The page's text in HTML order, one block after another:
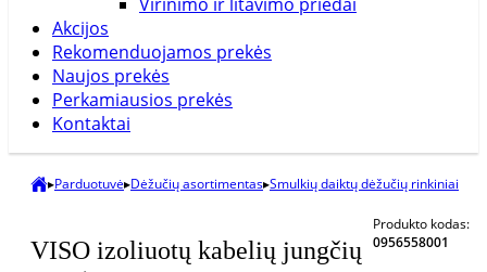
Akcijos
Rekomenduojamos prekės
Naujos prekės
Perkamiausios prekės
Kontaktai
▸Parduotuvė▸Dėžučių asortimentas▸Smulkių daiktų dėžučių rinkiniai
VISO izoliuotų kabelių jungčių
Produkto kodas:
0956558001